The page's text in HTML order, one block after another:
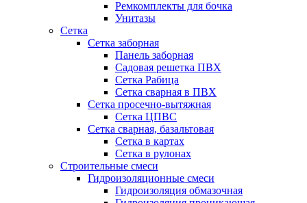
Ремкомплекты для бочка
Унитазы
Сетка
Сетка заборная
Панель заборная
Садовая решетка ПВХ
Сетка Рабица
Сетка сварная в ПВХ
Сетка просечно-вытяжная
Сетка ЦПВС
Сетка сварная, базальтовая
Сетка в картах
Сетка в рулонах
Строительные смеси
Гидроизоляционные смеси
Гидроизоляция обмазочная